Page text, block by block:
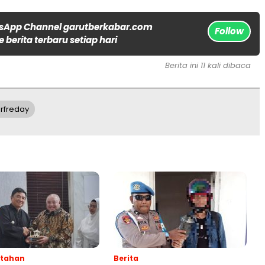
Channel garutberkabar.com
berita terbaru setiap hari
Follow
Berita ini 11 kali dibaca
Berita